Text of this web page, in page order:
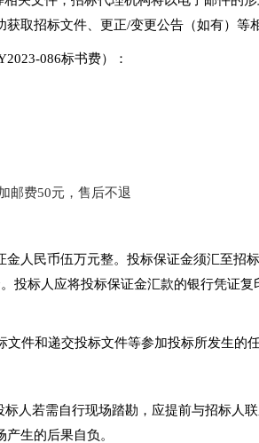
取招标文件、更正/变更公告（如有）等
086标书费）：
邮费50元，售后不退
人民币伍万元整。投标保证金须汇至招
投标人应将投标保证金汇款的银行凭证
件和递交投标文件等参加投标所发生的任
人若需自行现场踏勘，应提前与招标人
生的后果自负。